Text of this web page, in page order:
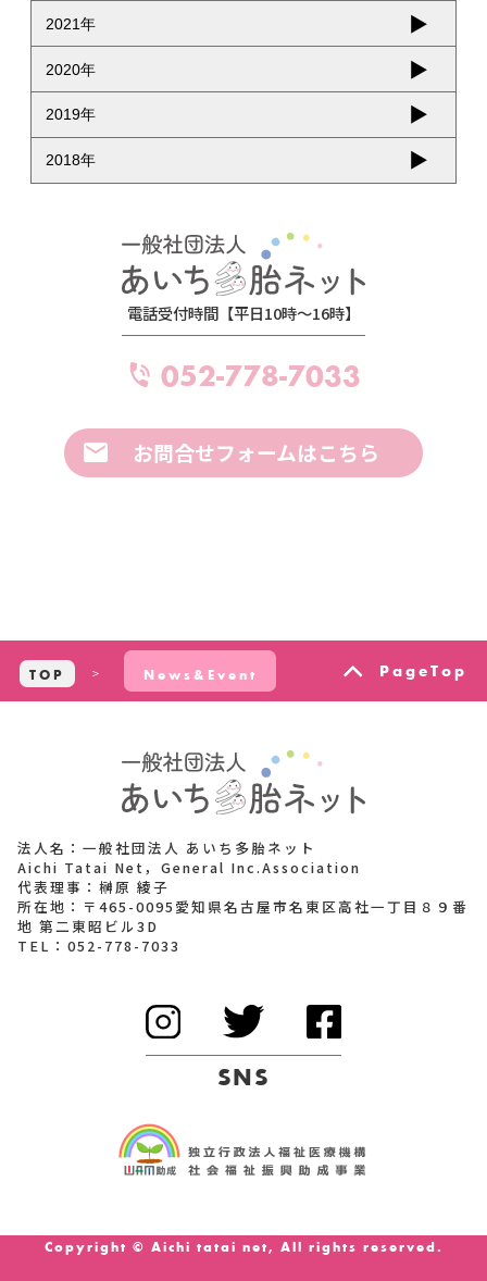
2021年
2020年
2019年
2018年
電話受付時間【平日10時～16時】
052-778-7033
お問合せフォームはこちら
TOP News&Event PageTop
法人名：一般社団法人 あいち多胎ネット
Aichi Tatai Net，General Inc.Association
代表理事：榊原 綾子
所在地：〒465-0095愛知県名古屋市名東区高社一丁目８９番
地 第二東昭ビル3D
TEL： 052-778-7033
SNS
Copyright © Aichi tatai net, All rights reserved.